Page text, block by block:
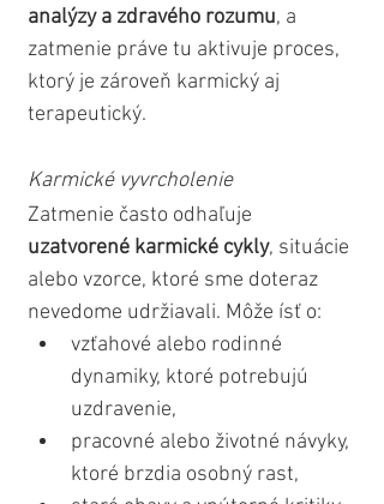
analýzy a zdravého rozumu, a
zatmenie práve tu aktivuje proces,
ktorý je zároveň karmický aj
terapeutický.
Karmické vyvrcholenie
Zatmenie často odhaľuje
uzatvorené karmické cykly, situácie
alebo vzorce, ktoré sme doteraz
nevedome udržiavali. Môže ísť o:
vzťahové alebo rodinné
dynamiky, ktoré potrebujú
uzdravenie,
pracovné alebo životné návyky,
ktoré brzdia osobný rast,